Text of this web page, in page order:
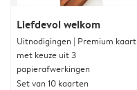
Liefdevol welkom
Uitnodigingen | Premium kaart
met keuze uit 3
papierafwerkingen
Set van 10 kaarten